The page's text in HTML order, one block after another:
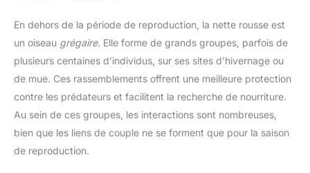
En dehors de la période de reproduction, la nette rousse est
un oiseau grégaire. Elle forme de grands groupes, parfois de
plusieurs centaines d’individus, sur ses sites d’hivernage ou
de mue. Ces rassemblements offrent une meilleure protection
contre les prédateurs et facilitent la recherche de nourriture.
Au sein de ces groupes, les interactions sont nombreuses,
bien que les liens de couple ne se forment que pour la saison
de reproduction.